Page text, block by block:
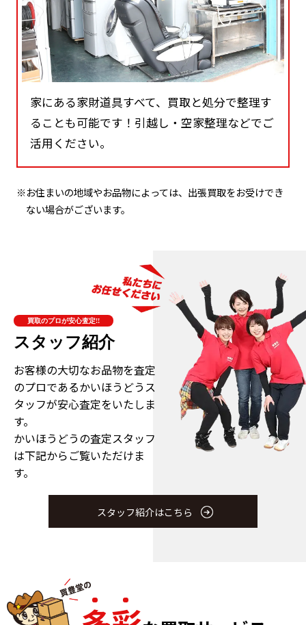
家にある家財道具すべて、買取と処分で整理す
ることも可能です！引越し・空家整理などでご
活用ください。
※お住まいの地域やお品物によっては、出張買取をお受けでき
ない場合がございます。
買取のプロが安心査定!!
スタッフ紹介
お客様の大切なお品物を査定
のプロであるかいほうどうス
タッフが安心査定をいたしま
す。
かいほうどうの査定スタッフ
は下記からご覧いただけま
す。
スタッフ紹介はこちら